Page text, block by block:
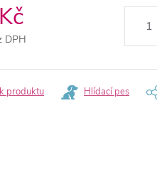
DPH
produktu Hlídací pes